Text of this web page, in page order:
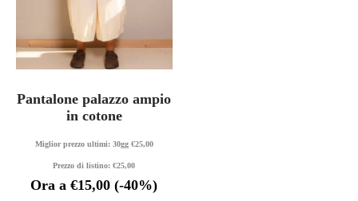
Pantalone palazzo ampio
in cotone
Miglior prezzo ultimi: 30gg €25,00
Prezzo di listino:€25,00
Ora a €15,00 (-40%)